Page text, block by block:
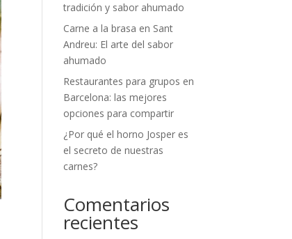
tradición y sabor ahumado
Carne a la brasa en Sant
Andreu: El arte del sabor
ahumado
Restaurantes para grupos en
Barcelona: las mejores
opciones para compartir
¿Por qué el horno Josper es
el secreto de nuestras
carnes?
Comentarios
recientes